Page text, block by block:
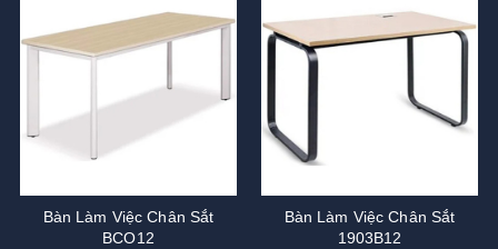
Bàn Làm Việc Chân Sắt
BCO12
Bàn Làm Việc Chân Sắt
1903B12